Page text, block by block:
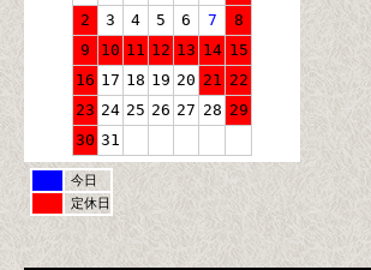
2
3 4 5 6 7
8
9
10 11 12 13 14 15
16 17 18 19 20 21 22
23 24 25 26 27 28 29
30 31
今日
定休日